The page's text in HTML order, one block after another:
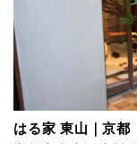
はる家 東山｜京都